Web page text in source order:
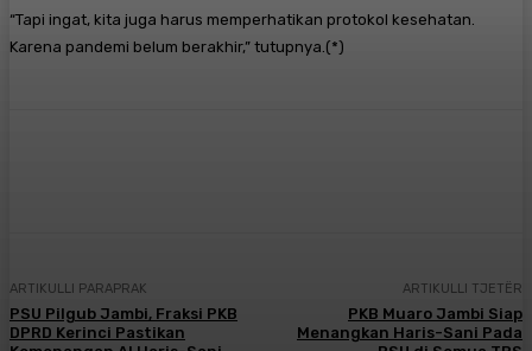
“Tapi ingat, kita juga harus memperhatikan protokol kesehatan.
Karena pandemi belum berakhir,” tutupnya.(*)
ARTIKULLI PARAPRAK
PSU Pilgub Jambi, Fraksi PKB
DPRD Kerinci Pastikan
ARTIKULLI TJETËR
PKB Muaro Jambi Siap
Menangkan Haris-Sani Pada